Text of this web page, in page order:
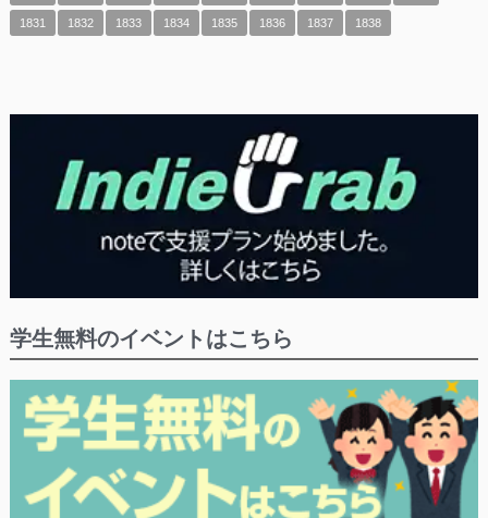
1831 1832 1833 1834 1835 1836 1837 1838
学生無料のイベントはこちら